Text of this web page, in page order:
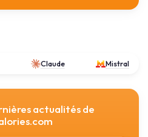
Claude Mistral
actualités de